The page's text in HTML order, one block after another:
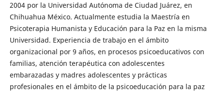
2004 por la Universidad Autónoma de Ciudad Juárez, en
Chihuahua México. Actualmente estudia la Maestría en
Psicoterapia Humanista y Educación para la Paz en la misma
Universidad. Experiencia de trabajo en el ámbito
organizacional por 9 años, en procesos psicoeducativos con
familias, atención terapéutica con adolescentes
embarazadas y madres adolescentes y prácticas
profesionales en el ámbito de la psicoeducación para la paz